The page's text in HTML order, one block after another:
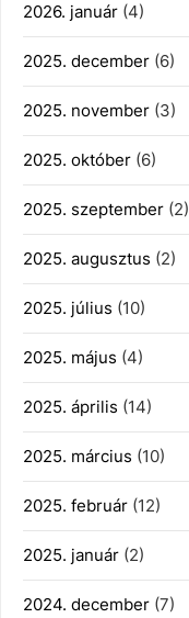
2026. január (4)
2025. december (6)
2025. november (3)
2025. október (6)
2025. szeptember (2)
2025. augusztus (2)
2025. július (10)
2025. május (4)
2025. április (14)
2025. március (10)
2025. február (12)
2025. január (2)
2024. december (7)